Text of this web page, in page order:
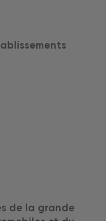
de la grande